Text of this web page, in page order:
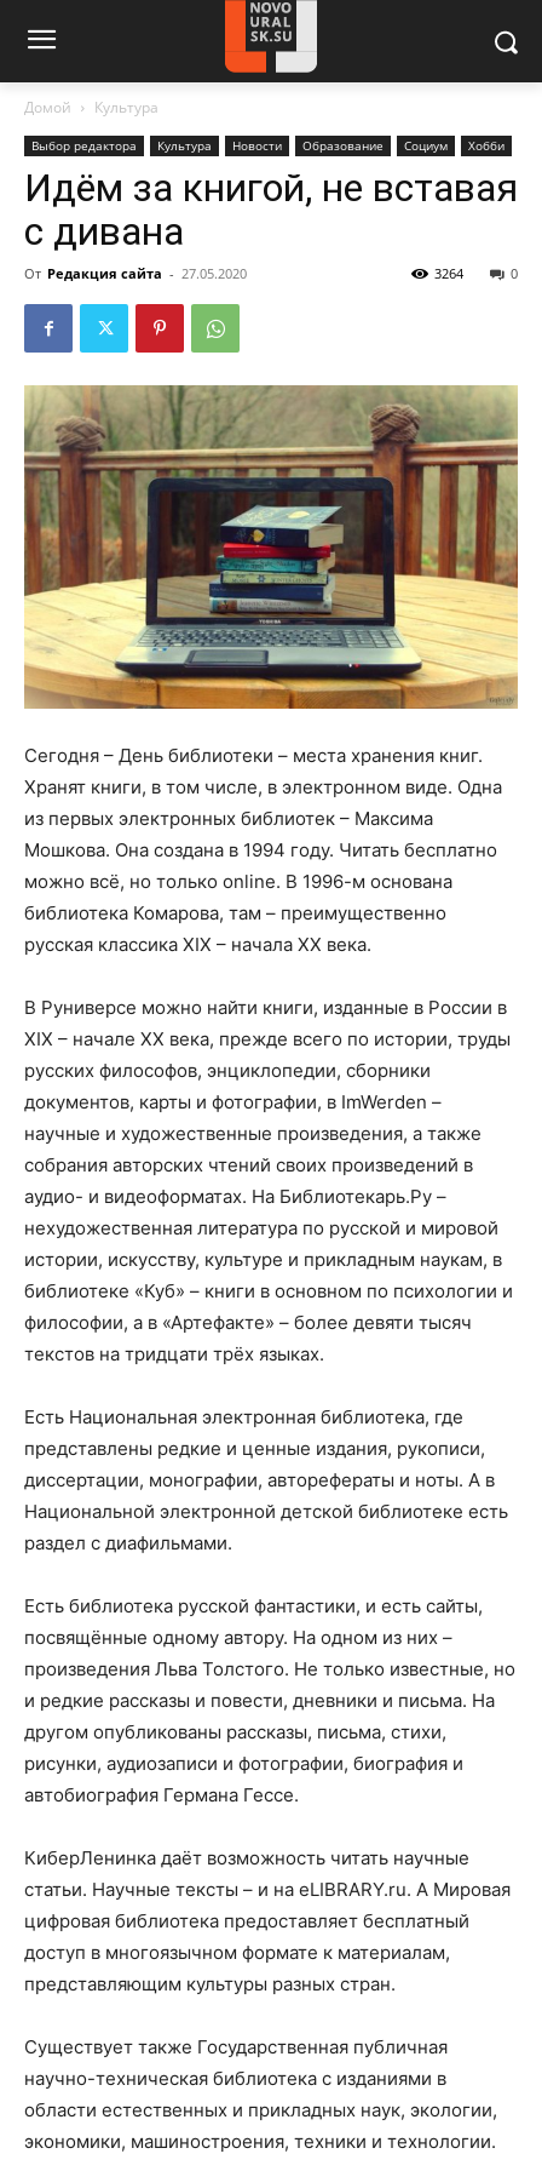
Домой Культура
Выбор редактора Культура Новости Образование Социум Хобби
Идём за книгой, не вставая
с дивана
От Редакция сайта - 27.05.2020 0
3264
Сегодня – День библиотеки – места хранения книг.
Хранят книги, в том числе, в электронном виде. Одна
из первых электронных библиотек – Максима
Мошкова. Она создана в 1994 году. Читать бесплатно
можно всё, но только online. В 1996-м основана
библиотека Комарова, там – преимущественно
русская классика XIX – начала XX века.
В Руниверсе можно найти книги, изданные в России в
ХIХ – начале ХХ века, прежде всего по истории, труды
русских философов, энциклопедии, сборники
документов, карты и фотографии, в ImWerden –
научные и художественные произведения, а также
собрания авторских чтений своих произведений в
аудио- и видеоформатах. На Библиотекарь.Ру –
нехудожественная литература по русской и мировой
истории, искусству, культуре и прикладным наукам, в
библиотеке «Куб» – книги в основном по психологии и
философии, а в «Артефакте» – более девяти тысяч
текстов на тридцати трёх языках.
Есть Национальная электронная библиотека, где
представлены редкие и ценные издания, рукописи,
диссертации, монографии, авторефераты и ноты. А в
Национальной электронной детской библиотеке есть
раздел с диафильмами.
Есть библиотека русской фантастики, и есть сайты,
посвящённые одному автору. На одном из них –
произведения Льва Толстого. Не только известные, но
и редкие рассказы и повести, дневники и письма. На
другом опубликованы рассказы, письма, стихи,
рисунки, аудиозаписи и фотографии, биография и
автобиография Германа Гессе.
КиберЛенинка даёт возможность читать научные
статьи. Научные тексты – и на eLIBRARY.ru. А Мировая
цифровая библиотека предоставляет бесплатный
доступ в многоязычном формате к материалам,
представляющим культуры разных стран.
Существует также Государственная публичная
научно-техническая библиотека с изданиями в
области естественных и прикладных наук, экологии,
экономики, машиностроения, техники и технологии.